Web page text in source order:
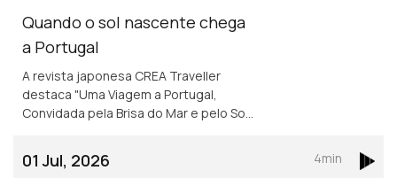
Quando o sol nascente chega
a Portugal
A revista japonesa CREA Traveller
destaca "Uma Viagem a Portugal,
Convidada pela Brisa do Mar e pelo Sol",
cultura, a história e a gastronomia.
01 Jul, 2026
4min